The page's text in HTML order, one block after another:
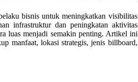
bisnis untuk meningkatkan visibilitas
infrastruktur dan peningkatan aktivitas
luas menjadi semakin penting. Artikel ini
manfaat, lokasi strategis, jenis billboard,